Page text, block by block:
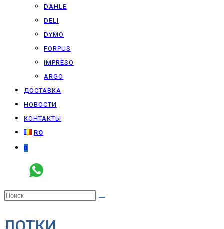
DAHLE
DELI
DYMO
FORPUS
IMPRESO
ARGO
ДОСТАВКА
НОВОСТИ
КОНТАКТЫ
RO
0